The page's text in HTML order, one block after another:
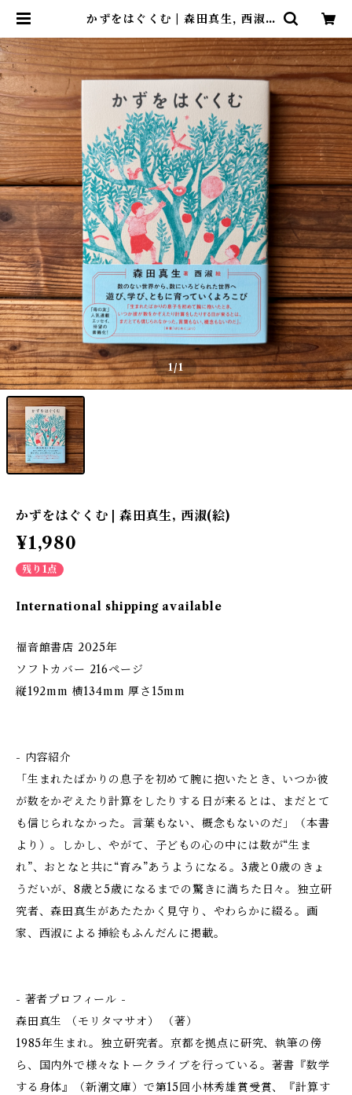
かずをはぐくむ | 森田真生, 西淑
ンガ坂文庫
1/1
かずをはぐくむ | 森田真生, 西淑(絵)
¥1,980
残り1点
International shipping available
福音館書店 2025年
ソフトカバー 216ページ
縦192mm 横134mm 厚さ15mm
- 内容紹介
「生まれたばかりの息子を初めて腕に抱いたとき、いつか彼
が数をかぞえたり計算をしたりする日が来るとは、まだとて
も信じられなかった。言葉もない、概念もないのだ」（本書
より）。しかし、やがて、子どもの心の中には数が“生ま
れ”、おとなと共に“育み”あうようになる。3歳と0歳のきょ
うだいが、8歳と5歳になるまでの驚きに満ちた日々。独立研
究者、森田真生があたたかく見守り、やわらかに綴る。画
家、西淑による挿絵もふんだんに掲載。
- 著者プロフィール -
森田真生 （モリタマサオ） （著）
1985年生まれ。独立研究者。京都を拠点に研究、執筆の傍
ら、国内外で様々なトークライブを行っている。著書『数学
する身体』（新潮文庫）で第15回小林秀雄賞受賞、『計算す